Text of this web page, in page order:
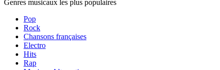
Genres musicaux les plus populaires
Pop
Rock
Chansons françaises
Electro
Hits
Rap